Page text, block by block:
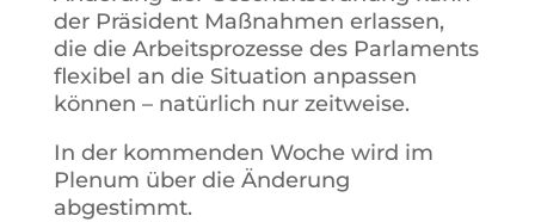
der Präsident Maßnahmen erlassen,
die die Arbeitsprozesse des Parlaments
flexibel an die Situation anpassen
können – natürlich nur zeitweise.
In der kommenden Woche wird im
Plenum über die Änderung
abgestimmt.